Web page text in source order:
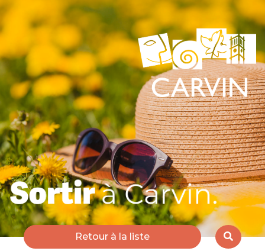
Retour à la liste